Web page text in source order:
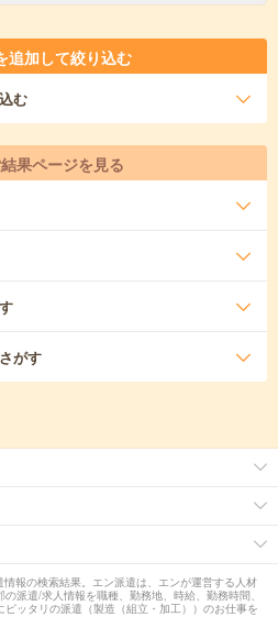
追加して絞り込む
む
果ページを見る
がす
報の検索結果。エン派遣は、エンが運営する人材
派遣/求人情報を職種、勤務地、時給、勤務時間、
ッタリの派遣（製造（組立・加工））のお仕事を